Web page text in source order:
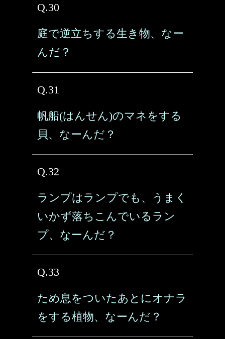
Q.30
庭で逆立ちする生き物、なー
んだ？
Q.31
帆船(はんせん)のマネをする
貝、なーんだ？
Q.32
ランプはランプでも、うまく
いかず落ちこんでいるラン
プ、なーんだ？
Q.33
ため息をついたあとにオナラ
をする植物、なーんだ？